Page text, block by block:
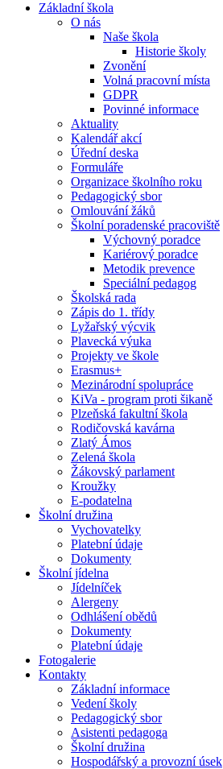
Základní škola
O nás
Naše škola
Historie školy
Zvonění
Volná pracovní místa
GDPR
Povinné informace
Aktuality
Kalendář akcí
Úřední deska
Formuláře
Organizace školního roku
Pedagogický sbor
Omlouvání žáků
Školní poradenské pracoviště
Výchovný poradce
Kariérový poradce
Metodik prevence
Speciální pedagog
Školská rada
Zápis do 1. třídy
Lyžařský výcvik
Plavecká výuka
Projekty ve škole
Erasmus+
Mezinárodní spolupráce
KiVa - program proti šikaně
Plzeňská fakultní škola
Rodičovská kavárna
Zlatý Ámos
Zelená škola
Žákovský parlament
Kroužky
E-podatelna
Školní družina
Vychovatelky
Platební údaje
Dokumenty
Školní jídelna
Jídelníček
Alergeny
Odhlášení obědů
Dokumenty
Platební údaje
Fotogalerie
Kontakty
Základní informace
Vedení školy
Pedagogický sbor
Asistenti pedagoga
Školní družina
Hospodářský a provozní úsek